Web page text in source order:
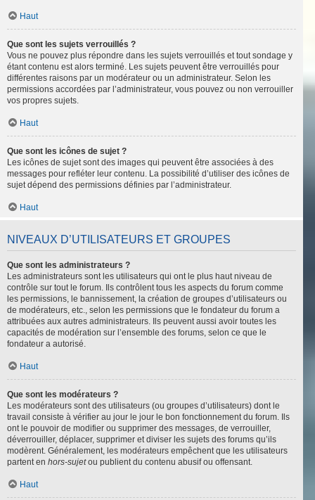
Haut
Que sont les sujets verrouillés ?
Vous ne pouvez plus répondre dans les sujets verrouillés et tout sondage y
étant contenu est alors terminé. Les sujets peuvent être verrouillés pour
différentes raisons par un modérateur ou un administrateur. Selon les
permissions accordées par l’administrateur, vous pouvez ou non verrouiller
vos propres sujets.
Haut
Que sont les icônes de sujet ?
Les icônes de sujet sont des images qui peuvent être associées à des
messages pour refléter leur contenu. La possibilité d’utiliser des icônes de
sujet dépend des permissions définies par l’administrateur.
Haut
NIVEAUX D’UTILISATEURS ET GROUPES
Que sont les administrateurs ?
Les administrateurs sont les utilisateurs qui ont le plus haut niveau de
contrôle sur tout le forum. Ils contrôlent tous les aspects du forum comme
les permissions, le bannissement, la création de groupes d’utilisateurs ou
de modérateurs, etc., selon les permissions que le fondateur du forum a
attribuées aux autres administrateurs. Ils peuvent aussi avoir toutes les
capacités de modération sur l’ensemble des forums, selon ce que le
fondateur a autorisé.
Haut
Que sont les modérateurs ?
Les modérateurs sont des utilisateurs (ou groupes d’utilisateurs) dont le
travail consiste à vérifier au jour le jour le bon fonctionnement du forum. Ils
ont le pouvoir de modifier ou supprimer des messages, de verrouiller,
déverrouiller, déplacer, supprimer et diviser les sujets des forums qu’ils
modèrent. Généralement, les modérateurs empêchent que les utilisateurs
partent en hors-sujetou publient du contenu abusif ou offensant.
Haut